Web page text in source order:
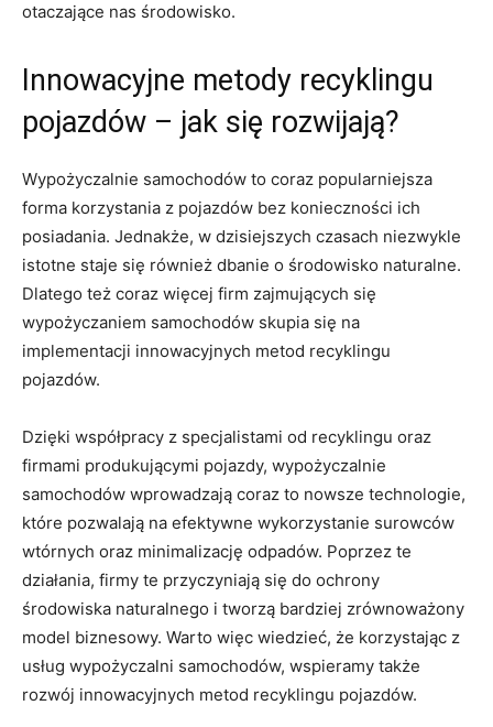
otaczające nas środowisko.
Innowacyjne metody recyklingu
pojazdów – ⁢jak się rozwijają?
Wypożyczalnie samochodów ⁤to ⁣coraz popularniejsza
forma korzystania z pojazdów bez konieczności ich
posiadania. Jednakże, ‍w dzisiejszych czasach niezwykle
istotne‍ staje się również dbanie ⁣o środowisko naturalne.
Dlatego też coraz więcej firm ​zajmujących się
wypożyczaniem samochodów skupia się na
implementacji innowacyjnych ​metod recyklingu
pojazdów.
Dzięki współpracy ⁣z ⁢specjalistami od ​recyklingu‍ oraz
firmami produkującymi pojazdy, wypożyczalnie
samochodów wprowadzają coraz to nowsze technologie,
które pozwalają na ⁤efektywne wykorzystanie surowców
⁣wtórnych oraz minimalizację odpadów. Poprzez te
działania, firmy te przyczyniają się do ochrony
środowiska naturalnego i tworzą bardziej zrównoważony
model biznesowy. Warto⁤ więc​ wiedzieć, że korzystając z
usług wypożyczalni samochodów, wspieramy ⁣także
rozwój innowacyjnych metod recyklingu pojazdów.